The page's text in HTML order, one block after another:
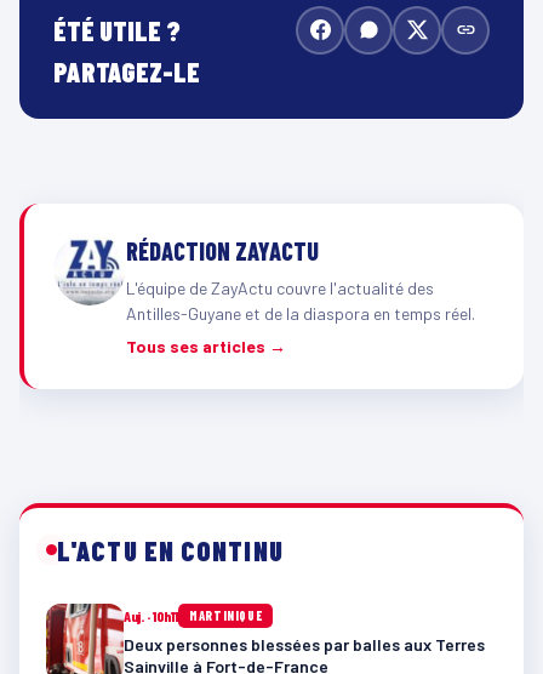
ÉTÉ UTILE ?
PARTAGEZ-LE
RÉDACTION ZAYACTU
L'équipe de ZayActu couvre l'actualité des
Antilles-Guyane et de la diaspora en temps réel.
Tous ses articles →
L'ACTU EN CONTINU
Auj. · 10h11 MARTINIQUE
Deux personnes blessées par balles aux Terres
Sainville à Fort-de-France